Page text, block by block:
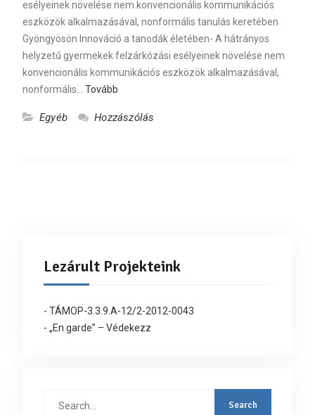
esélyeinek növelése nem konvencionális kommunikációs
eszközök alkalmazásával, nonformális tanulás keretében
Gyöngyösön Innováció a tanodák életében- A hátrányos
helyzetű gyermekek felzárkózási esélyeinek növelése nem
konvencionális kommunikációs eszközök alkalmazásával,
nonformális… Tovább
Egyéb Hozzászólás
Lezárult Projekteink
- TÁMOP-3.3.9.A-12/2-2012-0043
- „En garde” – Védekezz